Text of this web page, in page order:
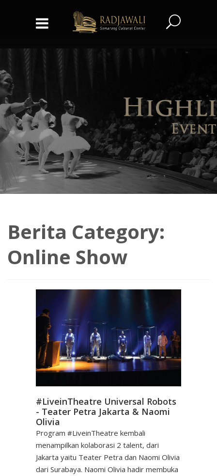
Berita Category:
Online Show
#LiveinTheatre Universal Robots
- Teater Petra Jakarta & Naomi
Olivia
Program #LiveinTheatre kembali
menampilkan kolaborasi 2 talent, dari
Jakarta yaitu Teater Petra dan Naomi Olivia
dari Surabaya. Naomi Olivia hadir membuka